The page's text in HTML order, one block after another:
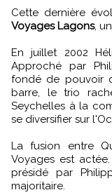
Cette dernière
Voyages Lagons,
En juillet 2002
Approché par
fondé de pouvoir
barre, le trio
Seychelles à la
se diversifier sur
La fusion entre
Voyages est actée.
présidé par
majoritaire.